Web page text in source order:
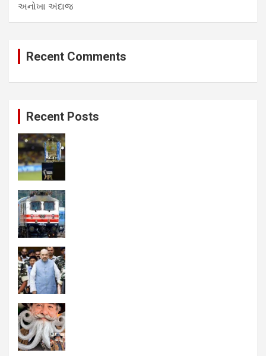
અનોખા અંદાજ
Recent Comments
Recent Posts